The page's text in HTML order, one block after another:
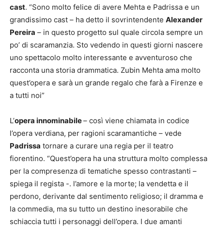
cast. “Sono molto felice di avere Mehta e Padrissa e un
grandissimo cast – ha detto il sovrintendente Alexander
Pereira – in questo progetto sul quale circola sempre un
po’ di scaramanzia. Sto vedendo in questi giorni nascere
uno spettacolo molto interessante e avventuroso che
racconta una storia drammatica. Zubin Mehta ama molto
quest’opera e sarà un grande regalo che farà a Firenze e
a tutti noi”
L’opera innominabile– così viene chiamata in codice
l’opera verdiana, per ragioni scaramantiche – vede
Padrissa tornare a curare una regia per il teatro
fiorentino. “Quest’opera ha una struttura molto complessa
per la compresenza di tematiche spesso contrastanti –
spiega il regista -. l’amore e la morte; la vendetta e il
perdono, derivante dal sentimento religioso; il dramma e
la commedia, ma su tutto un destino inesorabile che
schiaccia tutti i personaggi dell’opera. I due amanti